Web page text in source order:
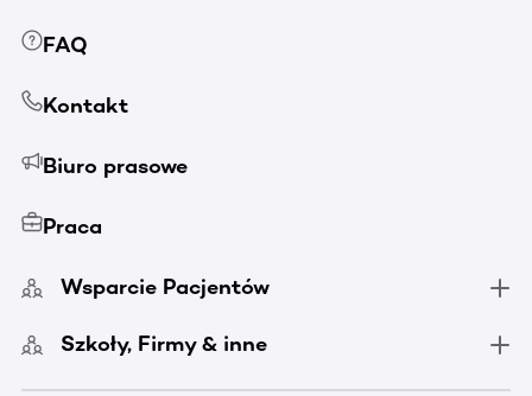
FAQ
Kontakt
Biuro prasowe
Praca
Wsparcie Pacjentów
Szkoły, Firmy & inne